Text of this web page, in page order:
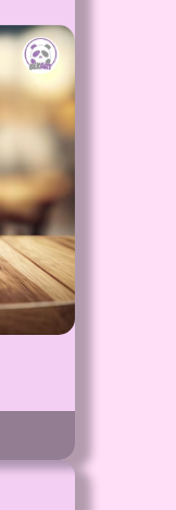
de Alto
y